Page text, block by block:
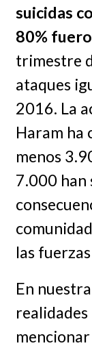
suicidas
80%
trimestre
ataques
2016. La
Haram ha
menos
7.000 han
las
En